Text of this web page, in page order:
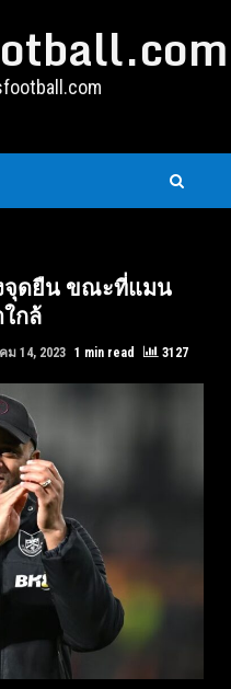
จุดยืน ขณะที่แมน
กล้
ม 14, 2023 1 min read 3127